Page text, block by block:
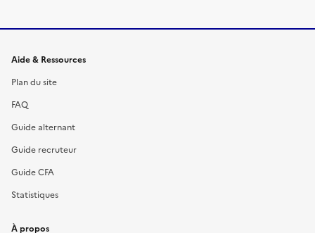
Informations et liens du site
Aide & Ressources
Plan du site
FAQ
Guide alternant
Guide recruteur
Guide CFA
Statistiques
À propos